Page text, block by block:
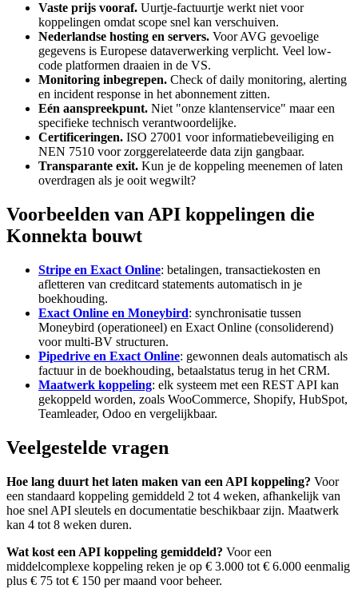
Vaste prijs vooraf. Uurtje-factuurtje werkt niet voor
koppelingen omdat scope snel kan verschuiven.
Nederlandse hosting en servers. Voor AVG gevoelige
gegevens is Europese dataverwerking verplicht. Veel low-
code platformen draaien in de VS.
Monitoring inbegrepen. Check of daily monitoring, alerting
en incident response in het abonnement zitten.
Eén aanspreekpunt. Niet "onze klantenservice" maar een
specifieke technisch verantwoordelijke.
Certificeringen. ISO 27001 voor informatiebeveiliging en
NEN 7510 voor zorggerelateerde data zijn gangbaar.
Transparante exit. Kun je de koppeling meenemen of laten
overdragen als je ooit wegwilt?
Voorbeelden van API koppelingen die
Konnekta bouwt
Stripe en Exact Online: betalingen, transactiekosten en
afletteren van creditcard statements automatisch in je
boekhouding.
Exact Online en Moneybird: synchronisatie tussen
Moneybird (operationeel) en Exact Online (consoliderend)
voor multi-BV structuren.
Pipedrive en Exact Online: gewonnen deals automatisch als
factuur in de boekhouding, betaalstatus terug in het CRM.
Maatwerk koppeling: elk systeem met een REST API kan
gekoppeld worden, zoals WooCommerce, Shopify, HubSpot,
Teamleader, Odoo en vergelijkbaar.
Veelgestelde vragen
Hoe lang duurt het laten maken van een API koppeling? Voor
een standaard koppeling gemiddeld 2 tot 4 weken, afhankelijk van
hoe snel API sleutels en documentatie beschikbaar zijn. Maatwerk
kan 4 tot 8 weken duren.
Wat kost een API koppeling gemiddeld? Voor een
middelcomplexe koppeling reken je op € 3.000 tot € 6.000 eenmalig
plus € 75 tot € 150 per maand voor beheer.